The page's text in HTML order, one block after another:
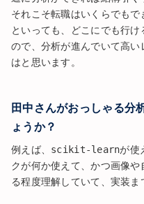
それこそ転職はいくらでもで
といっても、どこにでも行
ので、分析が進んでいて高
はと思います。
田中さんがおっしゃる分
ょうか？
例えば、scikit-learnが使
クが何か使えて、かつ画像
る程度理解していて、実装ま